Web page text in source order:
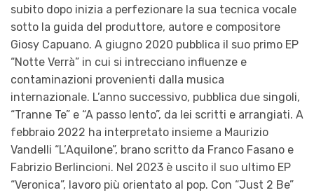
subito dopo inizia a perfezionare la sua tecnica vocale
sotto la guida del produttore, autore e compositore
Giosy Capuano. A giugno 2020 pubblica il suo primo EP
“Notte Verrà” in cui si intrecciano influenze e
contaminazioni provenienti dalla musica
internazionale. L’anno successivo, pubblica due singoli,
“Tranne Te” e “A passo lento”, da lei scritti e arrangiati. A
febbraio 2022 ha interpretato insieme a Maurizio
Vandelli “L’Aquilone”, brano scritto da Franco Fasano e
Fabrizio Berlincioni. Nel 2023 è uscito il suo ultimo EP
“Veronica”, lavoro più orientato al pop. Con “Just 2 Be”